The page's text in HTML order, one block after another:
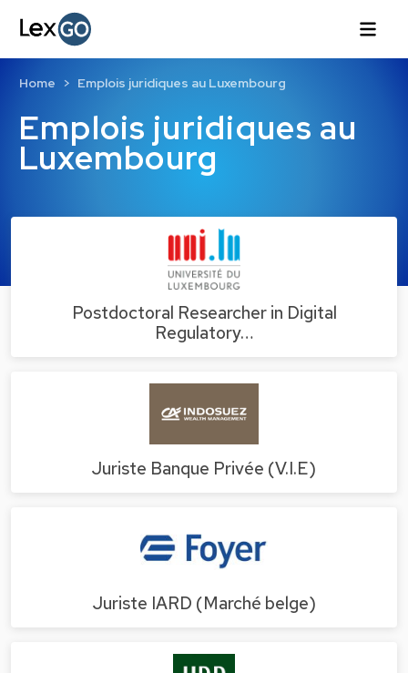
Emplois juridiques au
Luxembourg
Home Emplois juridiques au Luxembourg
Postdoctoral Researcher in Digital
Regulatory…
Juriste Banque Privée (V.I.E)
Juriste IARD (Marché belge)